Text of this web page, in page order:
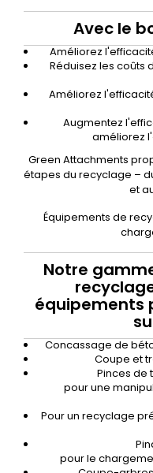
Avec le
Améliorez
Réduisez les coûts
Améliorez
Augmentez
améliorez
Green Attachments
étapes du recyclage –
et
Équipements de
Notre
équipements
Concassage de
Coupe et
Pinces de
pour une
Pour un recyclage
pour le